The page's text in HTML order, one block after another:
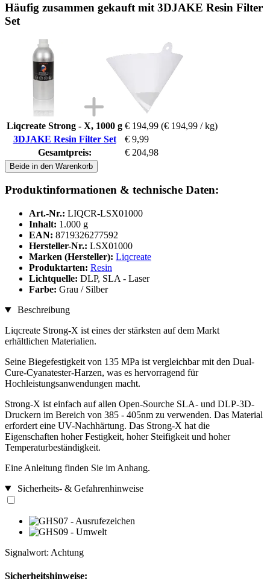
Häufig zusammen gekauft mit 3DJAKE Resin Filter
Set
Liqcreate Strong - X, 1000 g € 194,99 (€ 194,99 / kg)
3DJAKE Resin Filter Set
€ 9,99
Gesamtpreis:
€ 204,98
Beide in den Warenkorb
Produktinformationen & technische Daten:
Art.-Nr.: LIQCR-LSX01000
Inhalt: 1.000 g
EAN: 8719326277592
Hersteller-Nr.: LSX01000
Marken (Hersteller): Liqcreate
Produktarten: Resin
Lichtquelle: DLP, SLA - Laser
Farbe: Grau / Silber
Beschreibung
Liqcreate Strong-X ist eines der stärksten auf dem Markt
erhältlichen Materialien.
Seine Biegefestigkeit von 135 MPa ist vergleichbar mit den Dual-
Cure-Cyanatester-Harzen, was es hervorragend für
Hochleistungsanwendungen macht.
Strong-X ist einfach auf allen Open-Sourche SLA- und DLP-3D-
Druckern im Bereich von 385 - 405nm zu verwenden. Das Material
erfordert eine UV-Nachhärtung. Das Strong-X hat die
Eigenschaften hoher Festigkeit, hoher Steifigkeit und hoher
Temperaturbeständigkeit.
Eine Anleitung finden Sie im Anhang.
Sicherheits- & Gefahrenhinweise
Signalwort: Achtung
Sicherheitshinweise: